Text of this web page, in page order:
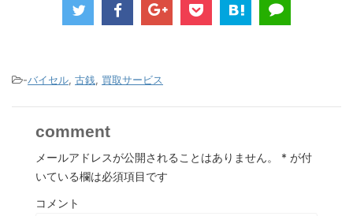
-バイセル, 古銭, 買取サービス
comment
メールアドレスが公開されることはありません。 * が付
いている欄は必須項目です
コメント